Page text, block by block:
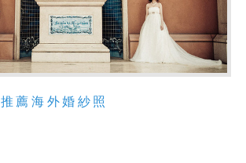
推薦海外婚紗照